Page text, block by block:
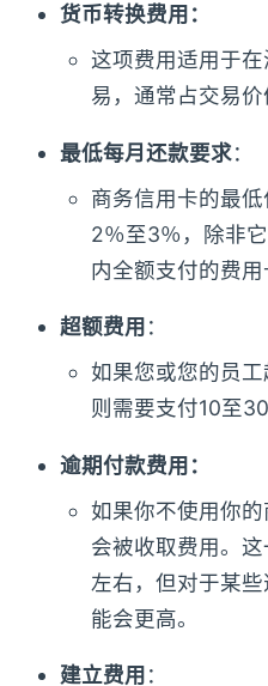
货币转换费用：
这项费用适用于
易，通常占交易价
最低每月还款要求：
商务信用卡的最
2％至3％，除非
内全额支付的费用
超额费用 ：
如果您或您的员工
则需要支付10至
逾期付款费用：
如果你不使用你
会被收取费用。
左右，但对于某
能会更高。
建立费用 ：